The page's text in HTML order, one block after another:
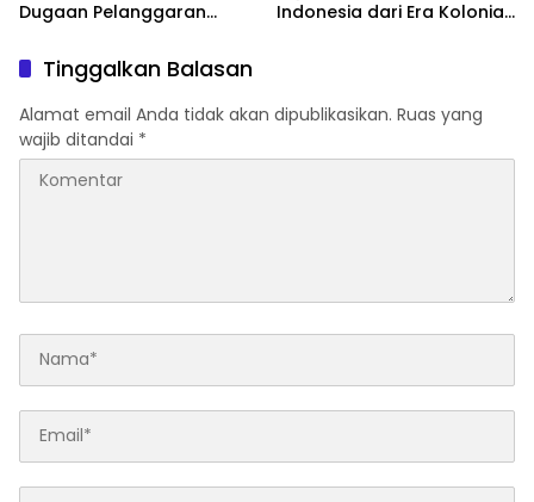
Dugaan Pelanggaran
Pekerja Mencuat
Indonesia dari Era Kolonial
Tinggalkan Balasan
Alamat email Anda tidak akan dipublikasikan. Ruas yang
wajib ditandai *